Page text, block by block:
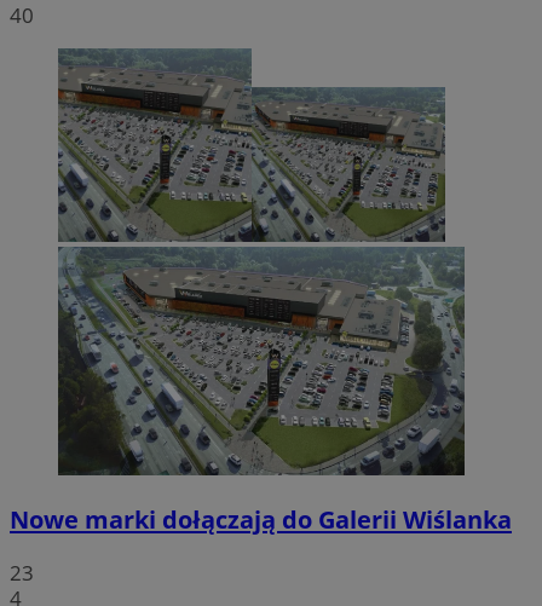
40
Nowe marki dołączają do Galerii Wiślanka
23
4